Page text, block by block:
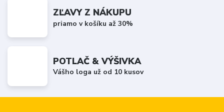
ZĽAVY Z NÁKUPU
priamo v košíku až 30%
POTLAČ & VÝŠIVKA
Vášho loga už od 10 kusov